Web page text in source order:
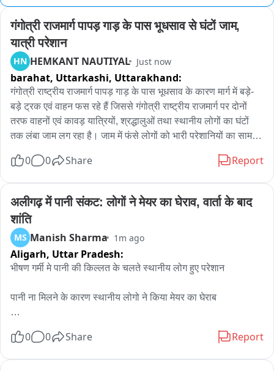
गंगोत्री राजमार्ग पापड़ गाड़ के पास भूधसाव से घंटों जाम,
यात्री परेशान
HN HEMKANT NAUTIYAL Just now
barahat, Uttarkashi, Uttarakhand:
गंगोत्री राष्ट्रीय राजमार्ग पापड़ गाड़ के पास भूधसाव के कारण मार्ग में बड़े-
बड़े ट्रक एवं वाहन फस रहे हैं जिससे गंगोत्री राष्ट्रीय राजमार्ग पर दोनों
तरफ वाहनों एवं कावड़ यात्रियों, श्रद्धालुओं तथा स्थानीय लोगों का घंटों
तक लंबा जाम लग रहा है। जाम में फंसे लोगों को भारी परेशानियों का सामना
कारण सड़क पर भूधसाव हो रहा है जिससे राष्ट्रीय राजमार्ग पर खतरा मंडरा
हैं। पापड़ गाड़ के पास वाहनों और कावड़ यात्राओं की भारी भीड़ दिखाई दे
रही है। कुछ समय बाद वाहन निकल भी रहे हैं लेकिन फिर फंस जाते हैं।
फिर से जाम लग रहा है।
0 0 Share Report
अलीगढ़ में पानी संकट: लोगों ने मेयर का घेराव, वार्ता के बाद
शांति
MS Manish Sharma 1m ago
Aligarh, Uttar Pradesh:
भीषण गर्मी मे पानी की किल्लत के चलते स्थानीय लोग हुए परेशान
पानी ना मिलने के कारण स्थानीय लोगो ने किया मेयर का घेराब
0 0 Share Report